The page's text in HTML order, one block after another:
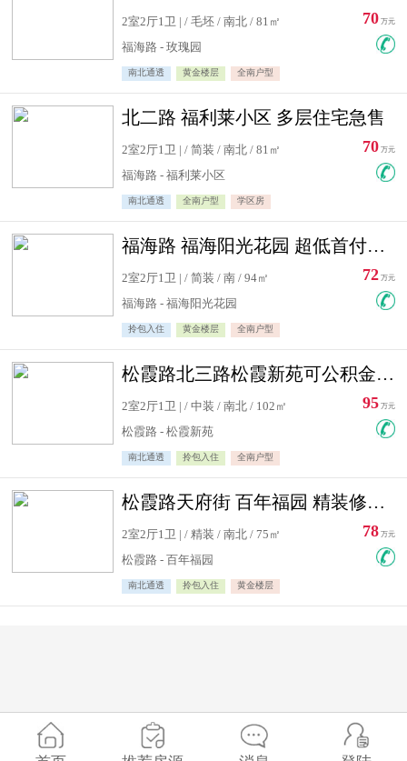
2室2厅1卫 | / 毛坯 / 南北 / 81㎡
福海路 - 玫瑰园
南北通透 黄金楼层 全南户型
70 万元
北二路 福利莱小区 多层住宅急售
2室2厅1卫 | / 简装 / 南北 / 81㎡
福海路 - 福利莱小区
南北通透 全南户型 学区房
70 万元
福海路 福海阳光花园 超低首付住宅急售
2室2厅1卫 | / 简装 / 南 / 94㎡
福海路 - 福海阳光花园
拎包入住 黄金楼层 全南户型
72 万元
松霞路北三路松霞新苑可公积金贷款北小区南北通透住宅急售
2室2厅1卫 | / 中装 / 南北 / 102㎡
松霞路 - 松霞新苑
南北通透 拎包入住 全南户型
95 万元
松霞路天府街 百年福园 精装修住宅急售
2室2厅1卫 | / 精装 / 南北 / 75㎡
松霞路 - 百年福园
南北通透 拎包入住 黄金楼层
78 万元